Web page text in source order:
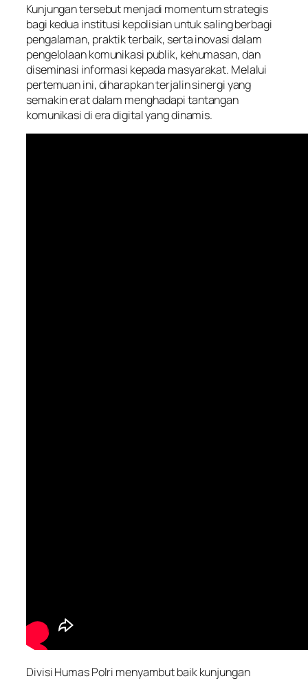
Kunjungan tersebut menjadi momentum strategis
bagi kedua institusi kepolisian untuk saling berbagi
pengalaman, praktik terbaik, serta inovasi dalam
pengelolaan komunikasi publik, kehumasan, dan
diseminasi informasi kepada masyarakat. Melalui
pertemuan ini, diharapkan terjalin sinergi yang
semakin erat dalam menghadapi tantangan
komunikasi di era digital yang dinamis.
Divisi Humas Polri menyambut baik kunjungan